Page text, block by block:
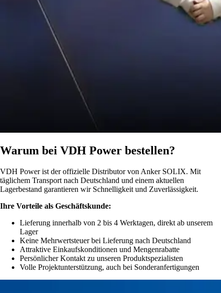
Warum bei VDH Power bestellen?
VDH Power ist der offizielle Distributor von Anker SOLIX. Mit
täglichem Transport nach Deutschland und einem aktuellen
Lagerbestand garantieren wir Schnelligkeit und Zuverlässigkeit.
Ihre Vorteile als Geschäftskunde:
Lieferung innerhalb von 2 bis 4 Werktagen, direkt ab unserem
Lager
Keine Mehrwertsteuer bei Lieferung nach Deutschland
Attraktive Einkaufskonditionen und Mengenrabatte
Persönlicher Kontakt zu unseren Produktspezialisten
Volle Projektunterstützung, auch bei Sonderanfertigungen